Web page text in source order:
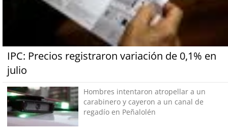
IPC: Precios registraron variación de 0,1% en
julio
Hombres intentaron atropellar a un
carabinero y cayeron a un canal de
regadío en Peñalolén